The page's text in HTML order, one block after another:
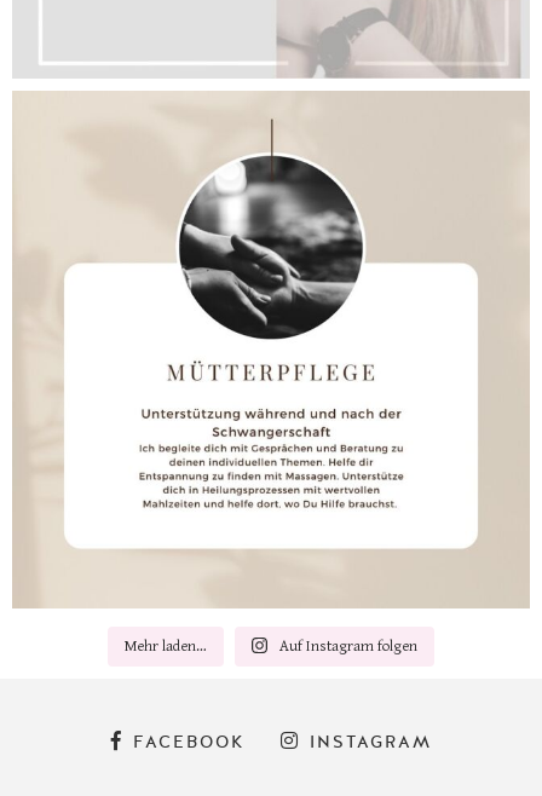
Mehr laden… Auf Instagram folgen
FACEBOOK INSTAGRAM